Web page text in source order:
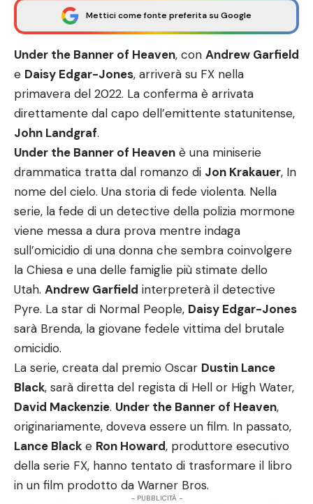
Mettici come fonte preferita su Google
Under the Banner of Heaven, con Andrew Garfield
e Daisy Edgar-Jones, arriverà su FX nella
primavera del 2022. La conferma è arrivata
direttamente dal capo dell’emittente statunitense,
John Landgraf.
Under the Banner of Heaven è una miniserie
drammatica tratta dal romanzo di Jon Krakauer, In
nome del cielo. Una storia di fede violenta. Nella
serie, la fede di un detective della polizia mormone
viene messa a dura prova mentre indaga
sull’omicidio di una donna che sembra coinvolgere
la Chiesa e una delle famiglie più stimate dello
Utah. Andrew Garfield interpreterà il detective
Pyre. La star di Normal People, Daisy Edgar-Jones
sarà Brenda, la giovane fedele vittima del brutale
omicidio.
La serie, creata dal premio Oscar Dustin Lance
Black, sarà diretta del regista di Hell or High Water,
David Mackenzie. Under the Banner of Heaven,
originariamente, doveva essere un film. In passato,
Lance Black e Ron Howard, produttore esecutivo
della serie FX, hanno tentato di trasformare il libro
in un film prodotto da Warner Bros.
- PUBBLICITÀ -